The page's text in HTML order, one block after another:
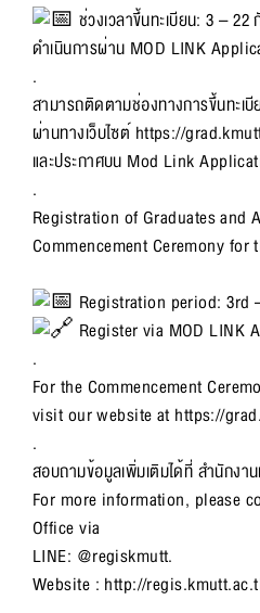
ช่วงเวลาขึ้นทะเบียน: 3 –
ดำเนินการผ่าน MOD LINK
.
สามารถติดตามช่องทางการขึ้นทะเ
ผ่านทางเว็บไซต์https://
และประกาศบน Mod Link
.
Registration of Graduates and
Commencement Ceremony for
Registration period: 3rd
Register via MOD LINK
.
For the Commencement
visit our website at https://
.
สอบถามข้อมูลเพิ่มเติมได้ที่ สำนักงา
For more information, please
Office via
LINE: @regiskmutt.
Website : http://